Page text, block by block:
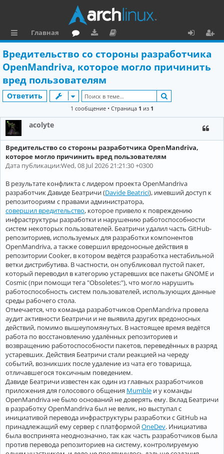
ы
л
к
Главная
м
зк
и
ку
е
н
и
я
Вредительство со стороны разработчика
OpenMandriva, которое могло причинить
вред пользователям
Ответить
1 сообщение • Страница 1 из 1
acolyte
Вредительство со стороны разработчика OpenMandriva,
которое могло причинить вред пользователям
Дата публикации:Wed, 08 Jul 2026 21:21:30 +0300
В результате конфликта с лидером проекта OpenMandriva
разработчик Давиде Беатричи (Davide Beatrici), имевший доступ к
репозитоориям с правами администратора,
совершил вредительство, которое привело к повреждению
инфраструктуры разработки и нарушению работоспособности
систем некоторых пользователей. Беатричи удалил часть GitHub-
репозиториев, используемых для разработки компонентов
OpenMandriva, а также совершил вредоносные действия в
репозитории Cooker, в котором ведётся разработка нестабильной
ветки дистрибутива. В частности, он опубликовал пустой пакет,
который переводил в категорию устаревших все пакеты GNOME и
Cosmic (при помощи тега "Obsoletes:"), что могло нарушить
работоспособность систем пользователей, использующих данные
среды рабочего стола.
Отмечается, что команда разработчиков OpenMandriva провела
аудит активности Беатричи и не выявила других вредоносных
действий, помимо вышеупомянутых. В настоящее время ведётся
работа по восстановлению удалённых репозиториев и
возвращению работоспособности пакетов, переведённых в разряд
устаревших. Действия Беатричи стали реакцией на череду
событий, возникших после удаление из чата его товарища,
отличавшегося токсичным поведением.
Давиде Беатричи известен как один из главных разработчиков
приложения для голосового общения Mumble и у команды
OpenMandriva не было оснований не доверять ему. Вклад Беатричи
в разработку OpenMandriva был не велик, но выступал с
инициативой перевода инфраструктуры разработки с GitHub на
принадлежащий ему сервер с платформойOneDev. Инициатива
была воспринята неоднозначно, так как часть разработчиков была
против перевода репозиториев на систему, контролируемую